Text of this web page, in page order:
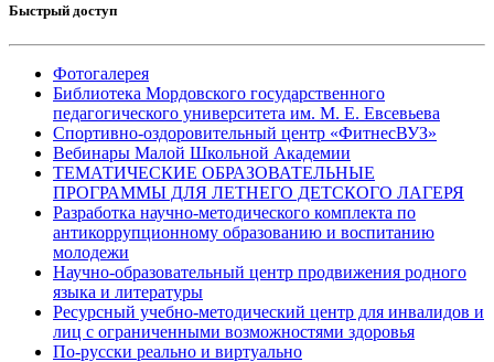
Быстрый доступ
Фотогалерея
Библиотека Мордовского государственного
педагогического университета им. М. Е. Евсевьева
Спортивно-оздоровительный центр «ФитнесВУЗ»
Вебинары Малой Школьной Академии
ТЕМАТИЧЕСКИЕ ОБРАЗОВАТЕЛЬНЫЕ
ПРОГРАММЫ ДЛЯ ЛЕТНЕГО ДЕТСКОГО ЛАГЕРЯ
Разработка научно-методического комплекта по
антикоррупционному образованию и воспитанию
молодежи
Научно-образовательный центр продвижения родного
языка и литературы
Ресурсный учебно-методический центр для инвалидов и
лиц с ограниченными возможностями здоровья
По-русски реально и виртуально